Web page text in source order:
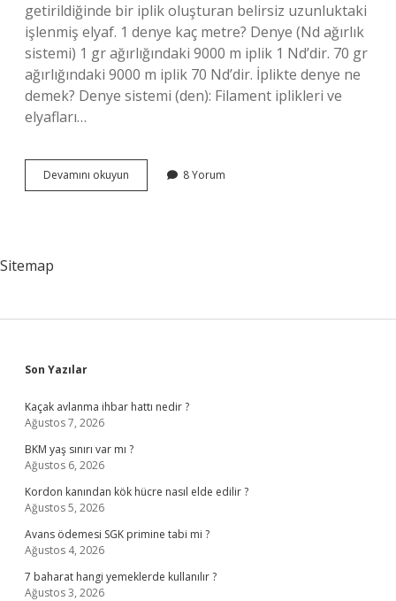
getirildiğinde bir iplik oluşturan belirsiz uzunluktaki
işlenmiş elyaf. 1 denye kaç metre? Denye (Nd ağırlık
sistemi) 1 gr ağırlığındaki 9000 m iplik 1 Nd’dir. 70 gr
ağırlığındaki 9000 m iplik 70 Nd’dir. İplikte denye ne
demek? Denye sistemi (den): Filament iplikleri ve
elyafları…
Devamını okuyun
Tex
8 Yorum
Sitemap
Sidebar
Son Yazılar
Kaçak avlanma ihbar hattı nedir ?
Ağustos 7, 2026
BKM yaş sınırı var mı ?
Ağustos 6, 2026
Kordon kanından kök hücre nasıl elde edilir ?
Ağustos 5, 2026
Avans ödemesi SGK primine tabi mi ?
Ağustos 4, 2026
7 baharat hangi yemeklerde kullanılır ?
Ağustos 3, 2026